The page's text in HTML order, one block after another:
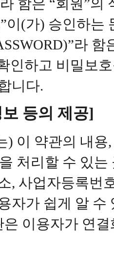
함은 “회원”의
이(가) 승인하는
라
인하고 비밀보
니다.
등의 제공]
) 이 약관의 내
처리할 수 있
, 사업자등록번
자가 쉽게 알
은 이용자가 연